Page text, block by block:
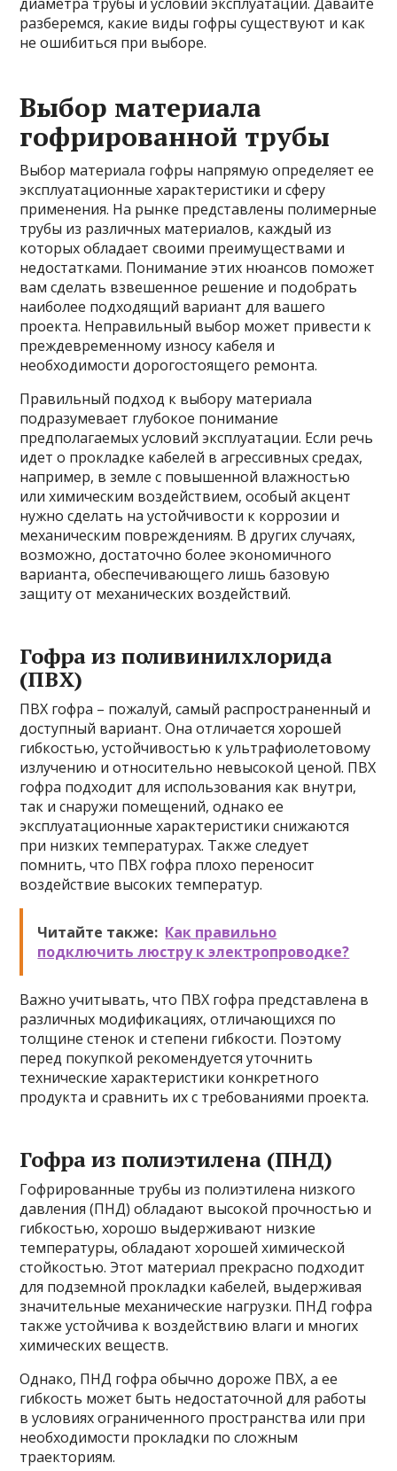
разберемся, какие виды гофры существуют и как
не ошибиться при выборе.
Выбор материала
гофрированной трубы
Выбор материала гофры напрямую определяет ее
эксплуатационные характеристики и сферу
применения. На рынке представлены полимерные
трубы из различных материалов, каждый из
которых обладает своими преимуществами и
недостатками. Понимание этих нюансов поможет
вам сделать взвешенное решение и подобрать
наиболее подходящий вариант для вашего
проекта. Неправильный выбор может привести к
преждевременному износу кабеля и
необходимости дорогостоящего ремонта.
Правильный подход к выбору материала
подразумевает глубокое понимание
предполагаемых условий эксплуатации. Если речь
идет о прокладке кабелей в агрессивных средах,
например, в земле с повышенной влажностью
или химическим воздействием, особый акцент
нужно сделать на устойчивости к коррозии и
механическим повреждениям. В других случаях,
возможно, достаточно более экономичного
варианта, обеспечивающего лишь базовую
защиту от механических воздействий.
Гофра из поливинилхлорида
(ПВХ)
ПВХ гофра – пожалуй, самый распространенный и
доступный вариант. Она отличается хорошей
гибкостью, устойчивостью к ультрафиолетовому
излучению и относительно невысокой ценой. ПВХ
гофра подходит для использования как внутри,
так и снаружи помещений, однако ее
эксплуатационные характеристики снижаются
при низких температурах. Также следует
помнить, что ПВХ гофра плохо переносит
воздействие высоких температур.
Читайте также: Как правильно
подключить люстру к электропроводке?
Важно учитывать, что ПВХ гофра представлена в
различных модификациях, отличающихся по
толщине стенок и степени гибкости. Поэтому
перед покупкой рекомендуется уточнить
технические характеристики конкретного
продукта и сравнить их с требованиями проекта.
Гофра из полиэтилена (ПНД)
Гофрированные трубы из полиэтилена низкого
давления (ПНД) обладают высокой прочностью и
гибкостью, хорошо выдерживают низкие
температуры, обладают хорошей химической
стойкостью. Этот материал прекрасно подходит
для подземной прокладки кабелей, выдерживая
значительные механические нагрузки. ПНД гофра
также устойчива к воздействию влаги и многих
химических веществ.
Однако, ПНД гофра обычно дороже ПВХ, а ее
гибкость может быть недостаточной для работы
в условиях ограниченного пространства или при
необходимости прокладки по сложным
траекториям.